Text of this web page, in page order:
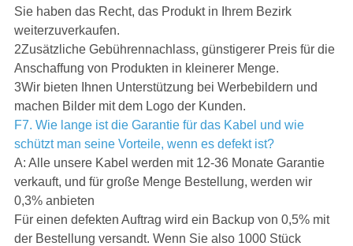
Sie haben das Recht, das Produkt in Ihrem Bezirk
weiterzuverkaufen.
2Zusätzliche Gebührennachlass, günstigerer Preis für die
Anschaffung von Produkten in kleinerer Menge.
3Wir bieten Ihnen Unterstützung bei Werbebildern und
machen Bilder mit dem Logo der Kunden.
F7. Wie lange ist die Garantie für das Kabel und wie
schützt man seine Vorteile, wenn es defekt ist?
A: Alle unsere Kabel werden mit 12-36 Monate Garantie
verkauft, und für große Menge Bestellung, werden wir
0,3% anbieten
Für einen defekten Auftrag wird ein Backup von 0,5% mit
der Bestellung versandt. Wenn Sie also 1000 Stück